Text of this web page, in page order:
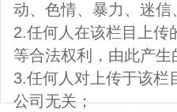
动、色情、暴力、迷
2.任何人在该栏目上传
等合法权利，由此产
3.任何人对上传于该栏
公司无关；